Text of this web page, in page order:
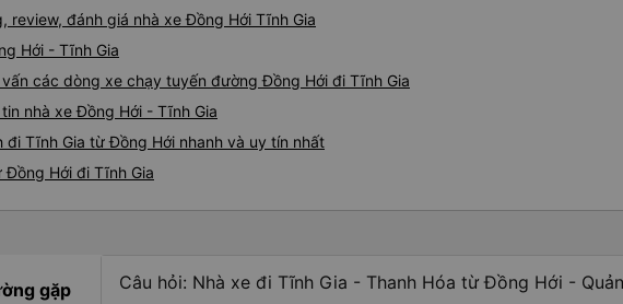
review, đánh giá nhà xe Đồng Hới Tĩnh Gia
Hới - Tĩnh Gia
các dòng xe chạy tuyến đường Đồng Hới đi Tĩnh Gia
nhà xe Đồng Hới - Tĩnh Gia
đi Tĩnh Gia từ Đồng Hới nhanh và uy tín nhất
Hới đi Tĩnh Gia
gặp
Câu hỏi: Nhà xe đi Tĩnh Gia - Thanh Hóa từ Đồng Hới -